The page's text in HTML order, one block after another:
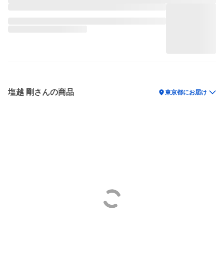
塩越 剛さんの商品 location_on東京都にお届け